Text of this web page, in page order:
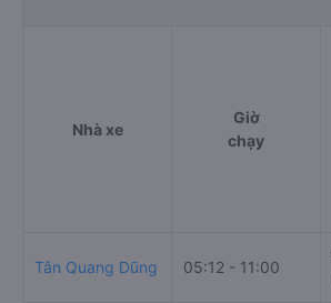
Nhà xe
Giờ
chạy
Tân Quang Dũng 05:12 - 11:00